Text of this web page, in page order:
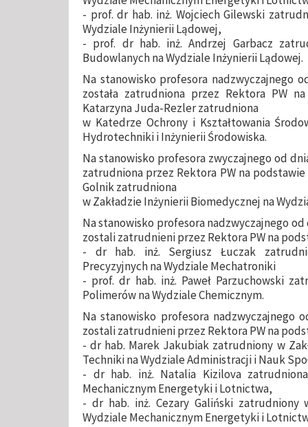
- prof. dr hab. inż. Wojciech Gilewski
Wydziale Inżynierii Lądowej,
- prof. dr hab. inż. Andrzej Garbacz
Budowlanych na Wydziale Inżynierii Lądowej.
Na stanowisko profesora nadzwyczajnego
została zatrudniona przez Rektora PW
Katarzyna Juda-Rezler zatrudniona
w Katedrze Ochrony i Kształtowania
Hydrotechniki i Inżynierii Środowiska.
Na stanowisko profesora zwyczajnego od
zatrudniona przez Rektora PW na
Golnik zatrudniona
w Zakładzie Inżynierii Biomedycznej na
Na stanowisko profesora nadzwyczajnego od
zostali zatrudnieni przez Rektora PW na
- dr hab. inż. Sergiusz Łuczak
Precyzyjnych na Wydziale Mechatroniki
- prof. dr hab. inż. Paweł Parzuchowski
Polimerów na Wydziale Chemicznym.
Na stanowisko profesora nadzwyczajnego
zostali zatrudnieni przez Rektora PW na
- dr hab. Marek Jakubiak zatrudniony w
Techniki na Wydziale Administracji i Nauk
- dr hab. inż. Natalia Kizilova
Mechanicznym Energetyki i Lotnictwa,
- dr hab. inż. Cezary Galiński zatrudniony
Wydziale Mechanicznym Energetyki i